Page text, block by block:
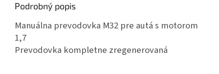
Podrobný popis
Manuálna prevodovka M32 pre autá s motorom
1,7
Prevodovka kompletne zregenerovaná